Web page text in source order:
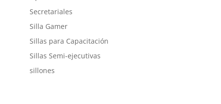
Secretariales
Silla Gamer
Sillas para Capacitación
Sillas Semi-ejecutivas
sillones